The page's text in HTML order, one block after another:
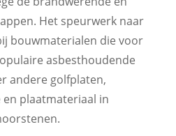
Het speurwerk naar
bouwmaterialen die voor
asbesthoudende
andere golfplaten,
plaatmateriaal in